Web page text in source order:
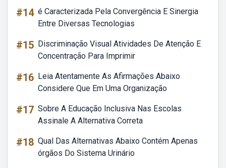
#14 é Caracterizada Pela Convergência E Sinergia
Entre Diversas Tecnologias
#15 Discriminação Visual Atividades De Atenção E
Concentração Para Imprimir
#16 Leia Atentamente As Afirmações Abaixo
Considere Que Em Uma Organização
#17 Sobre A Educação Inclusiva Nas Escolas
Assinale A Alternativa Correta
#18 Qual Das Alternativas Abaixo Contém Apenas
órgãos Do Sistema Urinário